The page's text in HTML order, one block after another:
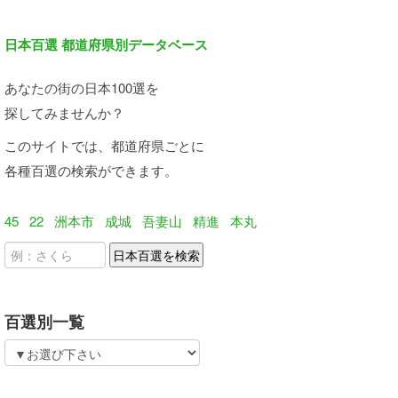
日本百選 都道府県別データベース
あなたの街の日本100選を
探してみませんか？
このサイトでは、都道府県ごとに
各種百選の検索ができます。
45 22 洲本市 成城 吾妻山 精進 本丸
百選別一覧